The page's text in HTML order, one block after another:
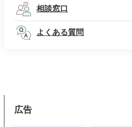
相談窓口
よくある質問
広告